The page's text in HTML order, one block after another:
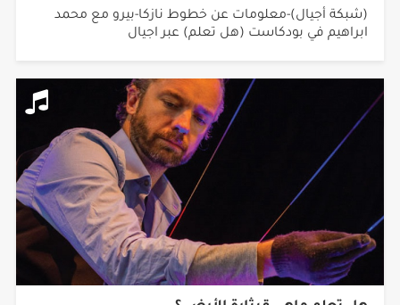
(شبكة أجيال)-معلومات عن خطوط نازكا-بيرو مع محمد
ابراهيم في بودكاست (هل تعلم) عبر اجيال